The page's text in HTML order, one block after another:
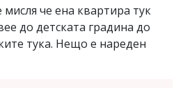
че ена квартира тук
до детската градина до
тука. Нещо е нареден